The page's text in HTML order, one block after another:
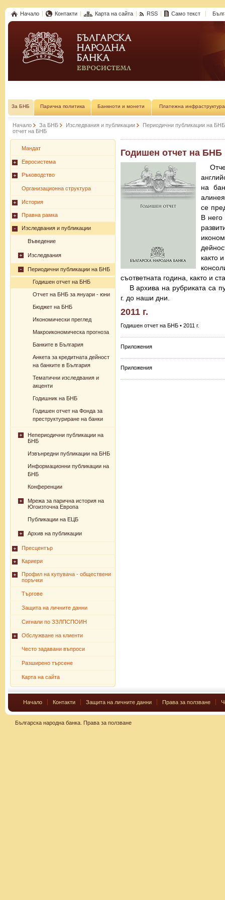
Начало Контакти Карта на сайта RSS Само текст
За БНБ Парична политика Банкноти и монети Платежна инфраструктура
Начало За БНБ Изследвания и публикации
Периодични публикации на БНБ
отчет на БНБ
Мандат
Евросистема
Ръководство
Организационна структура
История
Правна рамка
Изследвания и публикации
Въведение
Изследвания
Периодични публикации на БНБ
Годишен отчет на БНБ
Отчет на БНБ за януари - юни
Бюджет на БНБ
Икономически преглед
Макроикономическа прогноза
Банките в България
Анкета за кредитната дейност
на банките в България
Тематични изследвания и
акценти
Годишник на БНБ
Годишен отчет на Фонда за
преструктуриране на банки
Непериодични публикации на
БНБ
Извънредни публикации на БНБ
Информационни публикации на
БНБ
Конференции
Мрежа за парична история на
Югоизточна Европа
Публикации на ЕЦБ
Архив на публикации
Пресцентър
Кариери
Профил на купувача - обществени
поръчки
Търгове
Защита на личните данни
Сигнали по ЗЗЛПСПОИН
Обслужване на клиенти
Често задавани въпроси
Разширено търсене
Карта на сайта
Годишен отчет на БНБ
на
се
В
както
съответната година, както и
В архива на рубриката са
г. до наши дни.
2011 г.
Годишен отчет на БНБ • 2011 г.
Приложения
Приложения
Начало Контакти Защита на личните данни Права за ползване
Българска народна банка. Права за ползване